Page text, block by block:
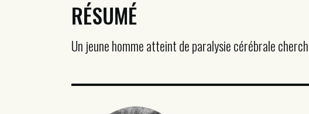
RÉSUMÉ
Un jeune homme atteint de paralysie cérébrale